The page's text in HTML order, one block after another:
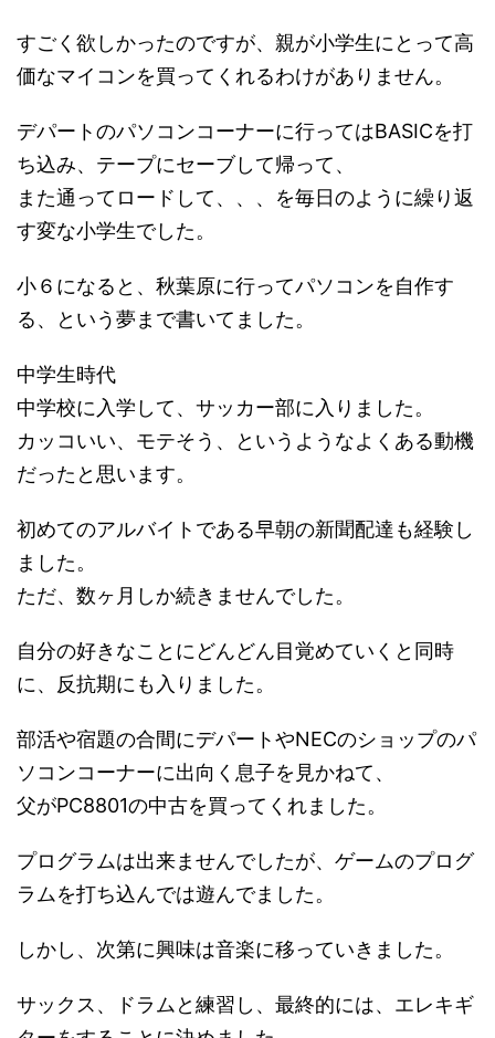
すごく欲しかったのですが、親が小学生にとって高
価なマイコンを買ってくれるわけがありません。
デパートのパソコンコーナーに行ってはBASICを打
ち込み、テープにセーブして帰って、
また通ってロードして、、、を毎日のように繰り返
す変な小学生でした。
小６になると、秋葉原に行ってパソコンを自作す
る、という夢まで書いてました。
中学生時代
中学校に入学して、サッカー部に入りました。
カッコいい、モテそう、というようなよくある動機
だったと思います。
初めてのアルバイトである早朝の新聞配達も経験し
ました。
ただ、数ヶ月しか続きませんでした。
自分の好きなことにどんどん目覚めていくと同時
に、反抗期にも入りました。
部活や宿題の合間にデパートやNECのショップのパ
ソコンコーナーに出向く息子を見かねて、
父がPC8801の中古を買ってくれました。
プログラムは出来ませんでしたが、ゲームのプログ
ラムを打ち込んでは遊んでました。
しかし、次第に興味は音楽に移っていきました。
サックス、ドラムと練習し、最終的には、エレキギ